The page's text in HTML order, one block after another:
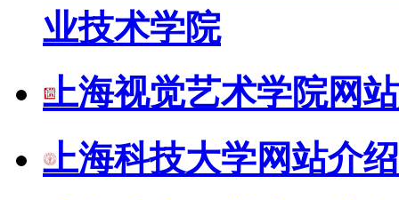
业技术学院
上海视觉艺术学院网
上海科技大学网站介绍